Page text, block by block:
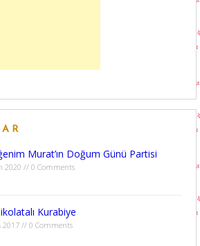
Murat’ın Doğum Günü Partisi
2020 // 0 Comments
Kurabiye
2017 // 0 Comments